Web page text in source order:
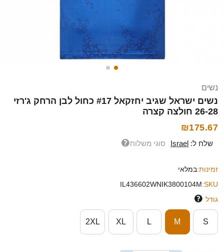
נשים
נשים ישראל שגיב יחזקאל #17 כחול לבן הרחק ג'רזי
26-28 חולצה קצרה
₪175.67
שלח ל: Israel סוגי משלוח
זמינות:במלאי
SKU:
IL436602WNIK3800104M
גודל
S
M
L
XL
2XL